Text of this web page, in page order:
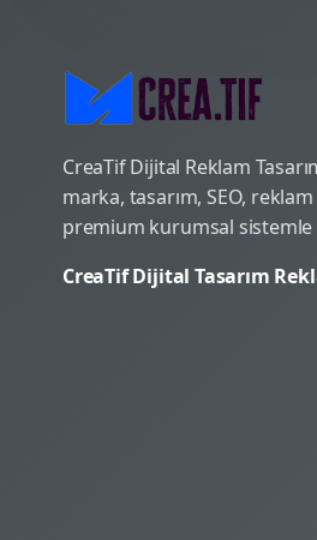
CreaTif Dijital Reklam
marka, tasarım, SEO,
premium kurumsal sistemle
CreaTif Dijital Tasarım